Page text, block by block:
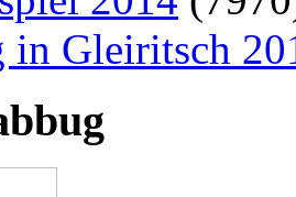
in Gleiritsch